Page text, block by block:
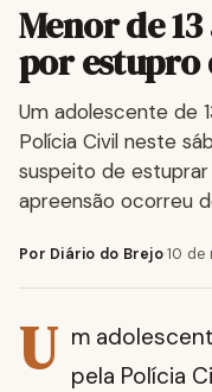
Menor de
por estupro
Um adolescente de
Polícia Civil neste
suspeito de
apreensão ocorreu
Por Diário do Brejo·10 de
U m
pela Polícia